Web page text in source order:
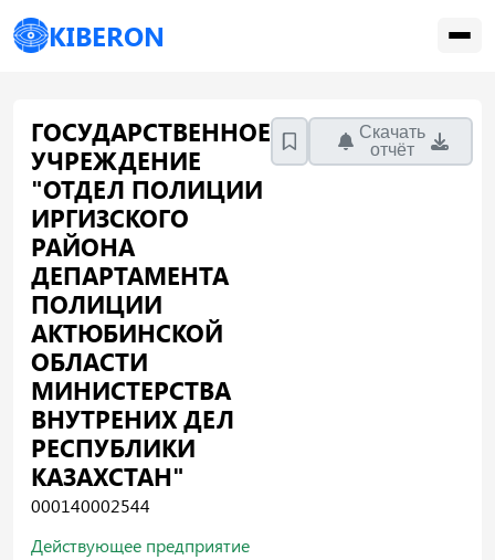
KIBERON
ГОСУДАРСТВЕННОЕ
УЧРЕЖДЕНИЕ
"ОТДЕЛ ПОЛИЦИИ
ИРГИЗСКОГО
РАЙОНА
ДЕПАРТАМЕНТА
ПОЛИЦИИ
АКТЮБИНСКОЙ
ОБЛАСТИ
МИНИСТЕРСТВА
ВНУТРЕНИХ ДЕЛ
РЕСПУБЛИКИ
КАЗАХСТАН"
000140002544
Скачать
отчёт
Действующее предприятие